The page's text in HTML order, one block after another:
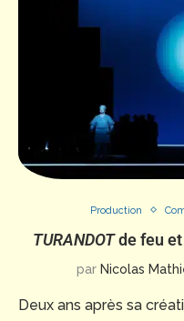
Production
TURANDOTde feu et
par Nicolas
Deux ans après sa